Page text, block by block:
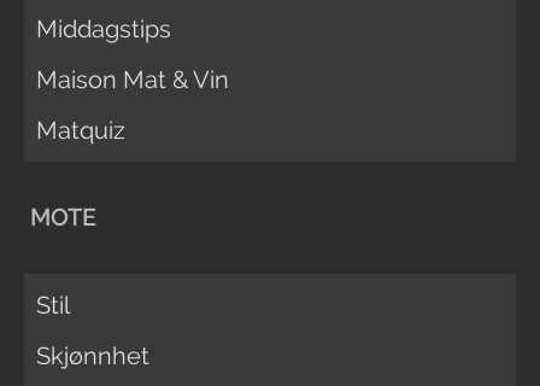
Middagstips
Maison Mat & Vin
Matquiz
MOTE
Stil
Skjønnhet